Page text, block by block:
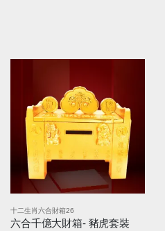
十二生肖六合財箱26
六合千億大財箱- 豬虎套裝